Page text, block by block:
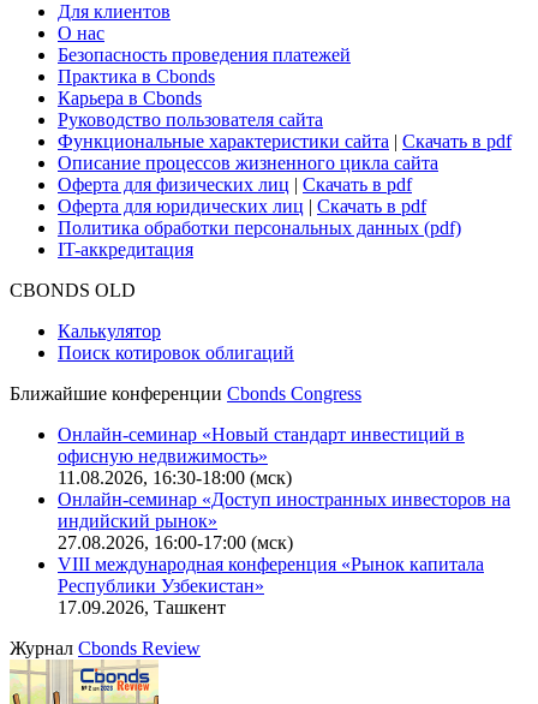
Для клиентов
О нас
Безопасность проведения платежей
Практика в Cbonds
Карьера в Cbonds
Руководство пользователя сайта
Функциональные характеристики сайта | Скачать в pdf
Описание процессов жизненного цикла сайта
Оферта для физических лиц | Скачать в pdf
Оферта для юридических лиц | Скачать в pdf
Политика обработки персональных данных (pdf)
IT-аккредитация
CBONDS OLD
Калькулятор
Поиск котировок облигаций
Ближайшие конференции Cbonds Congress
Онлайн-семинар «Новый стандарт инвестиций в
офисную недвижимость»
11.08.2026, 16:30-18:00 (мск)
Онлайн-семинар «Доступ иностранных инвесторов на
индийский рынок»
27.08.2026, 16:00-17:00 (мск)
VIII международная конференция «Рынок капитала
Республики Узбекистан»
17.09.2026, Ташкент
Журнал Cbonds Review